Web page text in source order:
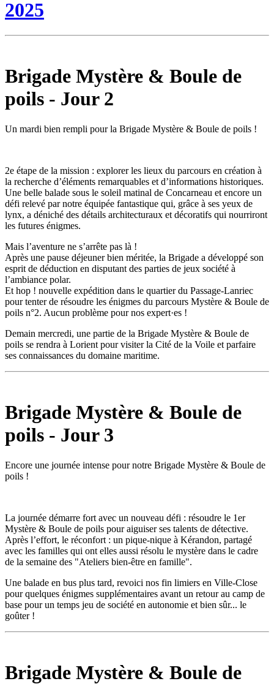
2025
Brigade Mystère & Boule de
poils - Jour 2
Un mardi bien rempli pour la Brigade Mystère & Boule de poils !
2e étape de la mission : explorer les lieux du parcours en création à
la recherche d’éléments remarquables et d’informations historiques.
Une belle balade sous le soleil matinal de Concarneau et encore un
défi relevé par notre équipée fantastique qui, grâce à ses yeux de
lynx, a déniché des détails architecturaux et décoratifs qui nourriront
les futures énigmes.
Mais l’aventure ne s’arrête pas là !
Après une pause déjeuner bien méritée, la Brigade a développé son
esprit de déduction en disputant des parties de jeux société à
l’ambiance polar.
Et hop ! nouvelle expédition dans le quartier du Passage-Lanriec
pour tenter de résoudre les énigmes du parcours Mystère & Boule de
poils n°2. Aucun problème pour nos expert·es !
Demain mercredi, une partie de la Brigade Mystère & Boule de
poils se rendra à Lorient pour visiter la Cité de la Voile et parfaire
ses connaissances du domaine maritime.
Brigade Mystère & Boule de
poils - Jour 3
Encore une journée intense pour notre Brigade Mystère & Boule de
poils !
La journée démarre fort avec un nouveau défi : résoudre le 1er
Mystère & Boule de poils pour aiguiser ses talents de détective.
Après l’effort, le réconfort : un pique-nique à Kérandon, partagé
avec les familles qui ont elles aussi résolu le mystère dans le cadre
de la semaine des "Ateliers bien-être en famille".
Une balade en bus plus tard, revoici nos fin limiers en Ville-Close
pour quelques énigmes supplémentaires avant un retour au camp de
base pour un temps jeu de société en autonomie et bien sûr... le
goûter !
Brigade Mystère & Boule de